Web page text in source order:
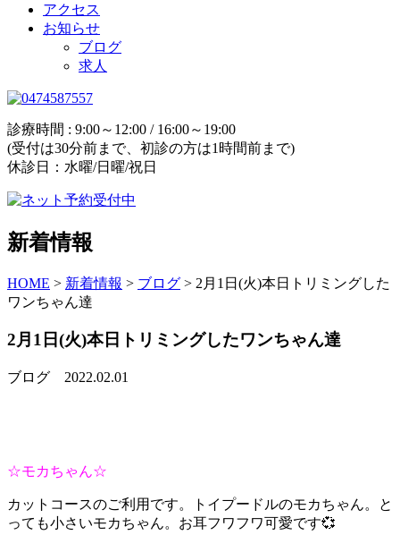
アクセス
お知らせ
ブログ
求人
診療時間 : 9:00～12:00 / 16:00～19:00
(受付は30分前まで、初診の方は1時間前まで)
休診日：水曜/日曜/祝日
新着情報
HOME > 新着情報 > ブログ > 2月1日(火)本日トリミングした
ワンちゃん達
2月1日(火)本日トリミングしたワンちゃん達
ブログ 2022.02.01
☆モカちゃん☆
カットコースのご利用です。トイプードルのモカちゃん。と
っても小さいモカちゃん。お耳フワフワ可愛です💞